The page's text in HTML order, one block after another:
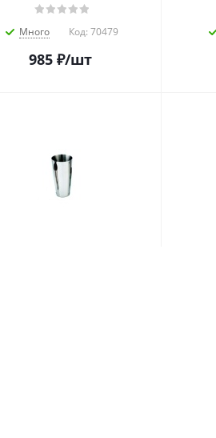
Много Код: 70479
985 ₽/шт